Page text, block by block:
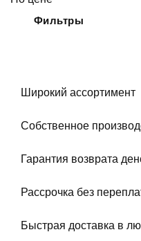
Фильтры
Широкий ассортимент
Собственное
Гарантия возврата
Рассрочка без
Быстрая доставка в